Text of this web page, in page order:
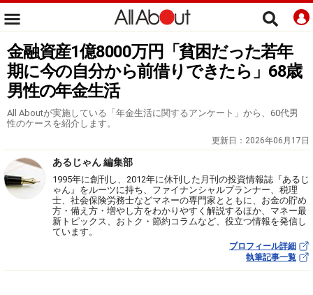
金融資産1億8000万円「貧困だった若年
期に今の自分から前借りできたら」68歳
男性の年金生活
All Aboutが実施している「年金生活に関するアンケート」から、60代男
性のケースを紹介します。
更新日： 2026年06月17日
あるじゃん 編集部
1995年に創刊し、2012年に休刊した月刊の投資情報誌『あるじ
ゃん』をルーツに持ち、ファイナンシャルプランナー、税理
士、社会保険労務士などマネーの専門家とともに、お金の貯め
方・備え方・増やし方をわかりやすく解説するほか、マネー最
新トピックス、おトク・節約コラムなど、役立つ情報を発信し
ています。
プロフィール詳細
執筆記事一覧